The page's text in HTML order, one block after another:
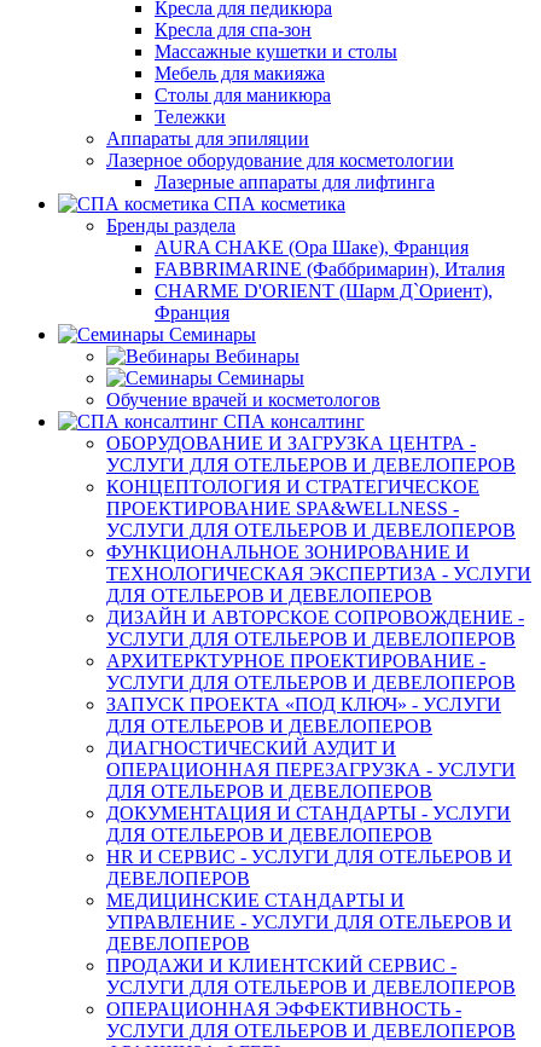
Кресла для педикюра
Кресла для спа-зон
Массажные кушетки и столы
Мебель для макияжа
Столы для маникюра
Тележки
Аппараты для эпиляции
Лазерное оборудование для косметологии
Лазерные аппараты для лифтинга
СПА косметика
Бренды раздела
AURA CHAKE (Ора Шаке), Франция
FABBRIMARINE (Фаббримарин), Италия
CHARME D'ORIENT (Шарм Д`Ориент),
Франция
Семинары
Вебинары
Семинары
Обучение врачей и косметологов
СПА консалтинг
ОБОРУДОВАНИЕ И ЗАГРУЗКА ЦЕНТРА -
УСЛУГИ ДЛЯ ОТЕЛЬЕРОВ И ДЕВЕЛОПЕРОВ
КОНЦЕПТОЛОГИЯ И СТРАТЕГИЧЕСКОЕ
ПРОЕКТИРОВАНИЕ SPA&WELLNESS -
УСЛУГИ ДЛЯ ОТЕЛЬЕРОВ И ДЕВЕЛОПЕРОВ
ФУНКЦИОНАЛЬНОЕ ЗОНИРОВАНИЕ И
ТЕХНОЛОГИЧЕСКАЯ ЭКСПЕРТИЗА - УСЛУГИ
ДЛЯ ОТЕЛЬЕРОВ И ДЕВЕЛОПЕРОВ
ДИЗАЙН И АВТОРСКОЕ СОПРОВОЖДЕНИЕ -
УСЛУГИ ДЛЯ ОТЕЛЬЕРОВ И ДЕВЕЛОПЕРОВ
АРХИТЕРКТУРНОЕ ПРОЕКТИРОВАНИЕ -
УСЛУГИ ДЛЯ ОТЕЛЬЕРОВ И ДЕВЕЛОПЕРОВ
ЗАПУСК ПРОЕКТА «ПОД КЛЮЧ» - УСЛУГИ
ДЛЯ ОТЕЛЬЕРОВ И ДЕВЕЛОПЕРОВ
ДИАГНОСТИЧЕСКИЙ АУДИТ И
ОПЕРАЦИОННАЯ ПЕРЕЗАГРУЗКА - УСЛУГИ
ДЛЯ ОТЕЛЬЕРОВ И ДЕВЕЛОПЕРОВ
ДОКУМЕНТАЦИЯ И СТАНДАРТЫ - УСЛУГИ
ДЛЯ ОТЕЛЬЕРОВ И ДЕВЕЛОПЕРОВ
HR И СЕРВИС - УСЛУГИ ДЛЯ ОТЕЛЬЕРОВ И
ДЕВЕЛОПЕРОВ
МЕДИЦИНСКИЕ СТАНДАРТЫ И
УПРАВЛЕНИЕ - УСЛУГИ ДЛЯ ОТЕЛЬЕРОВ И
ДЕВЕЛОПЕРОВ
ПРОДАЖИ И КЛИЕНТСКИЙ СЕРВИС -
УСЛУГИ ДЛЯ ОТЕЛЬЕРОВ И ДЕВЕЛОПЕРОВ
ОПЕРАЦИОННАЯ ЭФФЕКТИВНОСТЬ -
УСЛУГИ ДЛЯ ОТЕЛЬЕРОВ И ДЕВЕЛОПЕРОВ